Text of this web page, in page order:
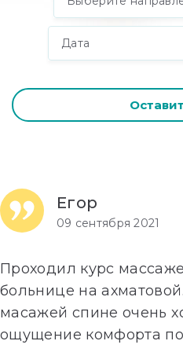
Дата
Егор
09 сентября 2021
Проходил курс
больнице на
масажей спине очень
ощущение комфорта